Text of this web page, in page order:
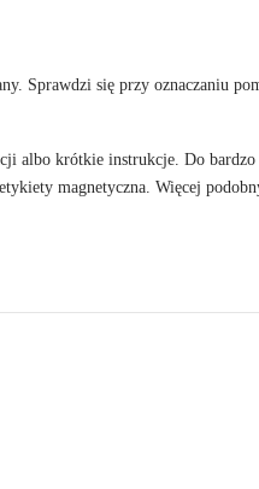
Sprawdzi się przy oznaczaniu
albo krótkie instrukcje. Do bardzo
magnetyczna. Więcej